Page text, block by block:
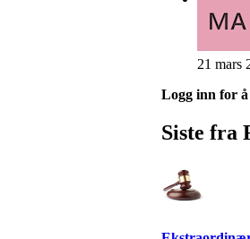
21 mars
Logg inn for
Siste fra